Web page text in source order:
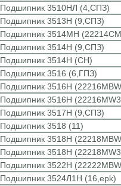
Подшипник 3510НЛ (4,СПЗ)
Подшипник 3513Н (9,СПЗ)
Подшипник 3514МН
Подшипник 3514Н (9,СПЗ)
Подшипник 3514Н (CH)
Подшипник 3516 (6,ГПЗ)
Подшипник 3516Н
Подшипник 3516Н
Подшипник 3517Н (9,СПЗ)
Подшипник 3518 (11)
Подшипник 3518Н
Подшипник 3518Н
Подшипник 3522Н
Подшипник 3524Л1Н (16,epk)